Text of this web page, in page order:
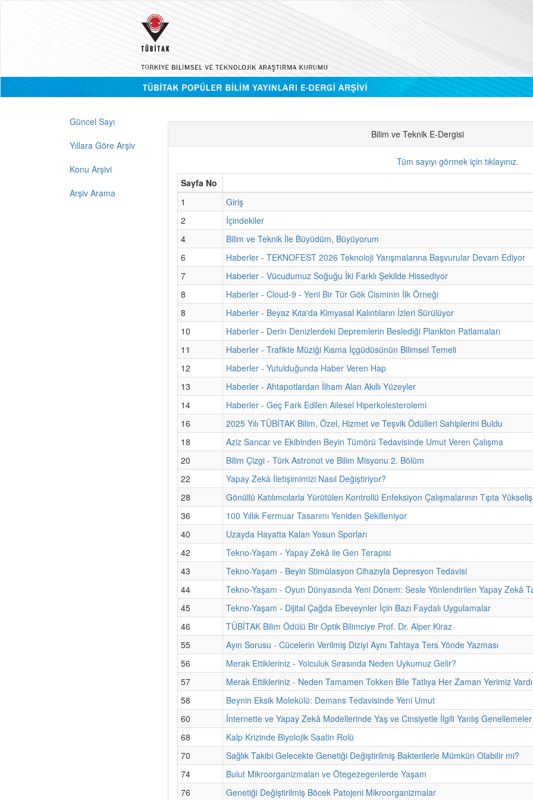
Güncel Sayı
Yıllara Göre Arşiv
Konu Arşivi
Arşiv Arama
Bilim ve Teknik E-Dergisi
Tüm sayıyı görmek için tıklayınız.
Sayfa No
1
Giriş
2
İçindekiler
4
Bilim ve Teknik İle Büyüdüm, Büyüyorum
6
Haberler - TEKNOFEST 2026 Teknoloji Yarışmalarına Başvurular Devam Ediyor
7
Haberler - Vücudumuz Soğuğu İki Farklı Şekilde Hissediyor
8
Haberler - Cloud-9 - Yeni Bir Tür Gök Cisminin İlk Örneği
8
Haberler - Beyaz Kıta'da Kimyasal Kalıntıların İzleri Sürülüyor
10
Haberler - Derin Denizlerdeki Depremlerin Beslediği Plankton Patlamaları
11
Haberler - Trafikte Müziği Kısma İçgüdüsünün Bilimsel Temeli
12
Haberler - Yutulduğunda Haber Veren Hap
13
Haberler - Ahtapotlardan İlham Alan Akıllı Yüzeyler
14
Haberler - Geç Fark Edilen Ailesel Hiperkolesterolemi
16
2025 Yılı TÜBİTAK Bilim, Özel, Hizmet ve Teşvik Ödülleri Sahiplerini Buldu
18
Aziz Sancar ve Ekibinden Beyin Tümörü Tedavisinde Umut Veren Çalışma
20
Bilim Çizgi - Türk Astronot ve Bilim Misyonu 2. Bölüm
22
Yapay Zekâ İletişimimizi Nasıl Değiştiriyor?
28
Gönüllü Katılımcılarla Yürütülen Kontrollü Enfeksiyon Çalışmalarının Tıpta
36
100 Yıllık Fermuar Tasarımı Yeniden Şekilleniyor
40
Uzayda Hayatta Kalan Yosun Sporları
42
Tekno-Yaşam - Yapay Zekâ ile Gen Terapisi
43
Tekno-Yaşam - Beyin Stimülasyon Cihazıyla Depresyon Tedavisi
44
Tekno-Yaşam - Oyun Dünyasında Yeni Dönem: Sesle Yönlendirilen Yapay Zekâ
45
Tekno-Yaşam - Dijital Çağda Ebeveynler İçin Bazı Faydalı Uygulamalar
46
TÜBİTAK Bilim Ödülü Bir Optik Bilimciye Prof. Dr. Alper Kiraz
55
Ayın Sorusu - Cücelerin Verilmiş Diziyi Aynı Tahtaya Ters Yönde Yazması
56
Merak Ettikleriniz - Yolculuk Sırasında Neden Uykumuz Gelir?
57
Merak Ettikleriniz - Neden Tamamen Tokken Bile Tatlıya Her Zaman Yerimiz
58
Beynin Eksik Molekülü: Demans Tedavisinde Yeni Umut
60
İnternette ve Yapay Zekâ Modellerinde Yaş ve Cinsiyetle İlgili Yanlış Genellemeler
68
Kalp Krizinde Biyolojik Saatin Rolü
70
Sağlık Takibi Gelecekte Genetiği Değiştirilmiş Bakterilerle Mümkün Olabilir mi?
74
Bulut Mikroorganizmaları ve Ötegezegenlerde Yaşam
76
Genetiği Değiştirilmiş Böcek Patojeni Mikroorganizmalar